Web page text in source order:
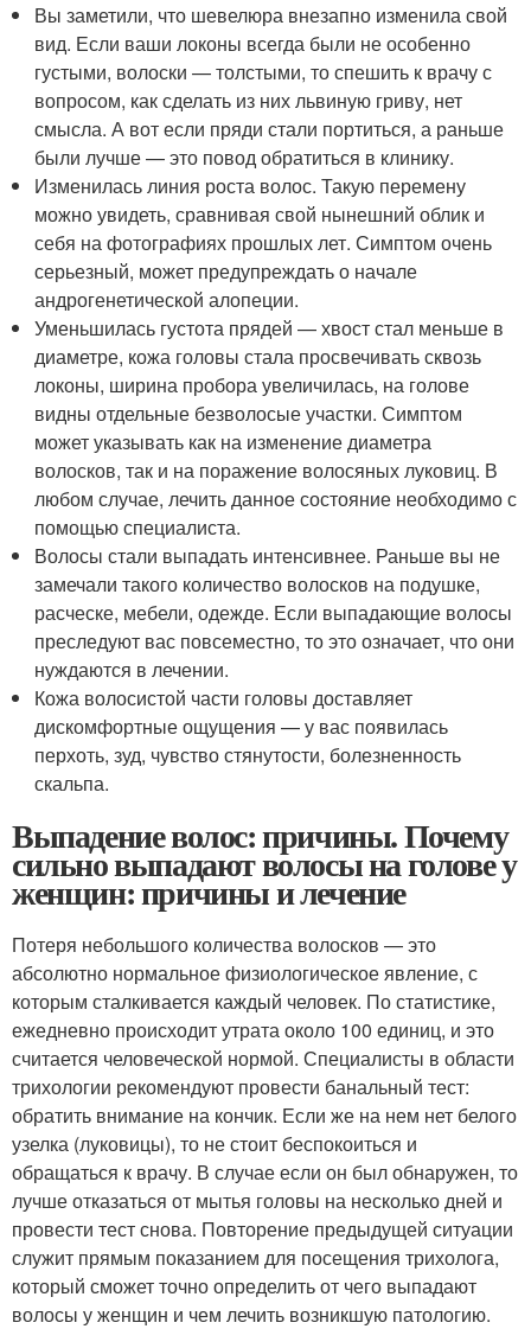
Вы заметили, что шевелюра внезапно изменила свой
вид. Если ваши локоны всегда были не особенно
густыми, волоски — толстыми, то спешить к врачу с
вопросом, как сделать из них львиную гриву, нет
смысла. А вот если пряди стали портиться, а раньше
были лучше — это повод обратиться в клинику.
Изменилась линия роста волос. Такую перемену
можно увидеть, сравнивая свой нынешний облик и
себя на фотографиях прошлых лет. Симптом очень
серьезный, может предупреждать о начале
андрогенетической алопеции.
Уменьшилась густота прядей — хвост стал меньше в
диаметре, кожа головы стала просвечивать сквозь
локоны, ширина пробора увеличилась, на голове
видны отдельные безволосые участки. Симптом
может указывать как на изменение диаметра
волосков, так и на поражение волосяных луковиц. В
любом случае, лечить данное состояние необходимо с
помощью специалиста.
Волосы стали выпадать интенсивнее. Раньше вы не
замечали такого количество волосков на подушке,
расческе, мебели, одежде. Если выпадающие волосы
преследуют вас повсеместно, то это означает, что они
нуждаются в лечении.
Кожа волосистой части головы доставляет
дискомфортные ощущения — у вас появилась
перхоть, зуд, чувство стянутости, болезненность
скальпа.
Выпадение волос: причины. Почему
сильно выпадают волосы на голове у
женщин: причины и лечение
Потеря небольшого количества волосков — это
абсолютно нормальное физиологическое явление, с
которым сталкивается каждый человек. По статистике,
ежедневно происходит утрата около 100 единиц, и это
считается человеческой нормой. Специалисты в области
трихологии рекомендуют провести банальный тест:
обратить внимание на кончик. Если же на нем нет белого
узелка (луковицы), то не стоит беспокоиться и
обращаться к врачу. В случае если он был обнаружен, то
лучше отказаться от мытья головы на несколько дней и
провести тест снова. Повторение предыдущей ситуации
служит прямым показанием для посещения трихолога,
который сможет точно определить от чего выпадают
волосы у женщин и чем лечить возникшую патологию.